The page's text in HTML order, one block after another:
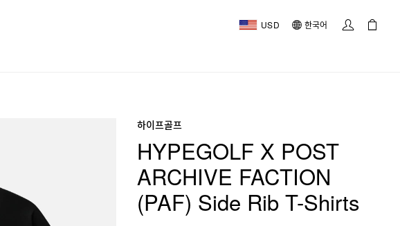
USD 한국어
하이프골프
HYPEGOLF X POST
ARCHIVE FACTION
(PAF) Side Rib T-Shirts